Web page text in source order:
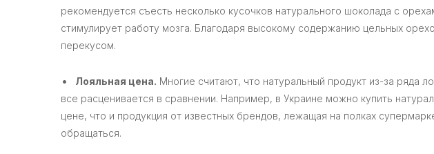
рекомендуется съесть несколько кусочков натурального шоколада с
стимулирует работу мозга. Благодаря высокому содержанию цельных
перекусом.
Лояльная цена. Многие считают, что натуральный продукт из-за ряда
все расценивается в сравнении. Например, в Украине можно купить
цене, что и продукция от известных брендов, лежащая на полках
обращаться.